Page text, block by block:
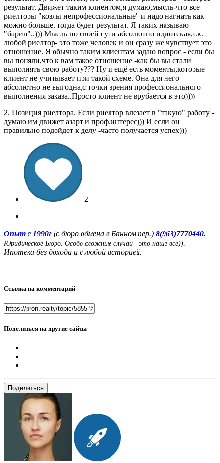
результат. Движет таким клиентом,я думаю,мысль-что все
риелторы "козлы непрофессиональные" и надо нагнать как
можно больше. тогда будет результат. Я таких называю
"барин"..))) Мысль по своей сути абсолютно идиотская,т.к.
любой риелтор- это тоже человек и он сразу же чувствует это
отношение. Я обычно таким клиентам задаю вопрос - если бы
вы поняли,что к вам такое отношение -как бы вы стали
выполнять свою работу??? Ну и ещё есть моменты,которые
клиент не учитывает при такой схеме. Она для него
абсолютно не выгодна,с точки зрения профессионального
выполнения заказа..Просто клиент не врубается в это))))
2. Позиция риелтора. Если риелтор влезает в "такую" работу -
думаю им движет азарт и проф.интерес))) И если он
правильно подойдет к делу -часто получается успех)))
2
Опыт с 1990г (с бюро обмена в Банном пер.) 8(963)7770440.
Юридическое Бюро. Особо сложные случаи - это наше всё)).
Ипотека без дохода и с любой историей.
Ссылка на комментарий
Поделиться на другие сайты
Поделиться